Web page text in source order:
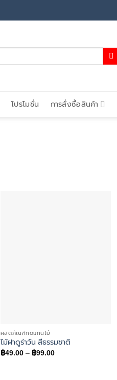
โปรโมชั่น การสั่งซื้อสินค้า
ผลิตภัณฑ์ทดแทนไม้
ไม้ฝาดูร่าวัน สีธรรมชาติ
฿49.00 – ฿99.00Price